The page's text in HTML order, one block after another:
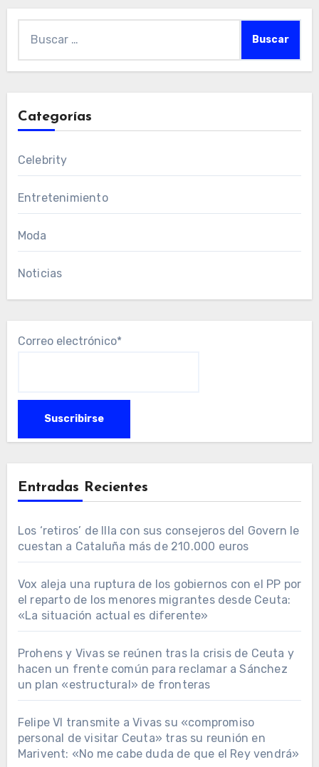
Categorías
Celebrity
Entretenimiento
Moda
Noticias
Correo electrónico*
Entradas Recientes
Los ‘retiros’ de Illa con sus consejeros del Govern le
cuestan a Cataluña más de 210.000 euros
Vox aleja una ruptura de los gobiernos con el PP por
el reparto de los menores migrantes desde Ceuta:
«La situación actual es diferente»
Prohens y Vivas se reúnen tras la crisis de Ceuta y
hacen un frente común para reclamar a Sánchez
un plan «estructural» de fronteras
Felipe VI transmite a Vivas su «compromiso
personal de visitar Ceuta» tras su reunión en
Marivent: «No me cabe duda de que el Rey vendrá»